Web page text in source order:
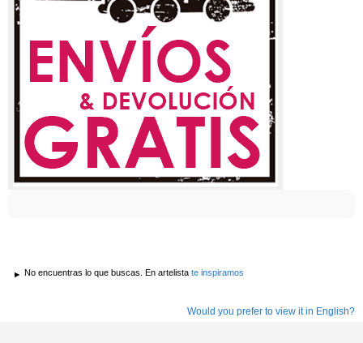
No encuentras lo que buscas. En artelista te inspiramos
Would you prefer to view it in English?